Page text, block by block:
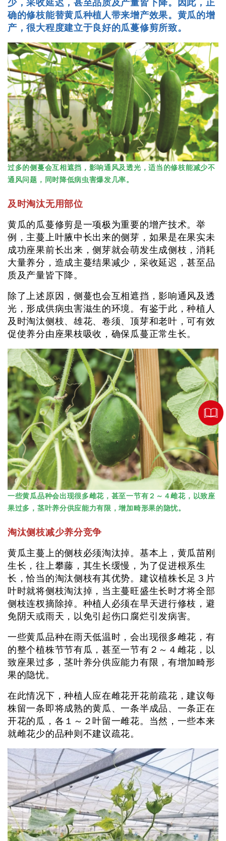
少，采收延迟，甚至品质及产量皆下降。因此，正
确的修枝能替黄瓜种植人带来增产效果。黄瓜的增
产，很大程度建立于良好的瓜蔓修剪所致。
过多的侧蔓会互相遮挡，影响通风及透光，适当的修枝能减少不
通风问题，同时降低病虫害爆发几率。
及时淘汰无用部位
黄瓜的瓜蔓修剪是一项极为重要的增产技术。举
例，主蔓上叶腋中长出来的侧芽，如果是在果实未
成功座果前长出来，侧芽就会萌发生成侧枝，消耗
大量养分，造成主蔓结果减少，采收延迟，甚至品
质及产量皆下降。
除了上述原因，侧蔓也会互相遮挡，影响通风及透
光，形成供病虫害滋生的环境。有鉴于此，种植人
及时淘汰侧枝、雄花、卷须、顶芽和老叶，可有效
促使养分由座果枝吸收，确保瓜蔓正常生长。
一些黄瓜品种会出现很多雌花，甚至一节有２～４雌花，以致座
果过多，茎叶养分供应能力有限，增加畸形果的隐忧。
淘汰侧枝减少养分竞争
黄瓜主蔓上的侧枝必须淘汰掉。基本上，黄瓜苗刚
生长，往上攀藤，其生长缓慢，为了促进根系生
长，恰当的淘汰侧枝有其优势。建议植株长足３片
叶时就将侧枝淘汰掉，当主蔓旺盛生长时才将全部
侧枝连杈摘除掉。种植人必须在旱天进行修枝，避
免阴天或雨天，以免引起伤口腐烂引发病害。
一些黄瓜品种在雨天低温时，会出现很多雌花，有
的整个植株节节有瓜，甚至一节有２～４雌花，以
致座果过多，茎叶养分供应能力有限，有增加畸形
果的隐忧。
在此情况下，种植人应在雌花开花前疏花，建议每
株留一条即将成熟的黄瓜、一条半成品、一条正在
开花的瓜，各１～２叶留一雌花。当然，一些本来
就雌花少的品种则不建议疏花。